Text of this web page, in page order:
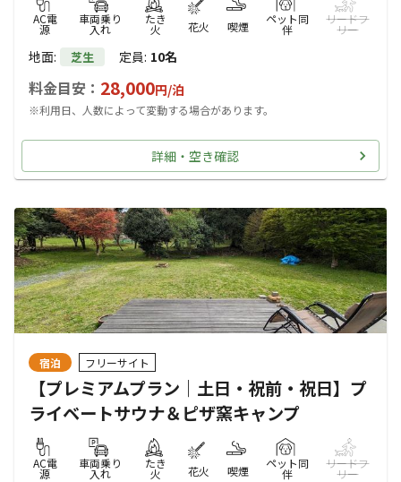
AC電
源
車両乗り
入れ
たき
火 花火 喫煙
ペット同
伴
リードフ
リー
地面: 芝生 定員: 10名
料金目安： 28,000円/泊
※利用日、人数によって変動する場合があります。
詳細・空き確認
宿泊 フリーサイト
【プレミアムプラン｜土日・祝前・祝日】プ
ライベートサウナ＆ピザ窯キャンプ
AC電
源
車両乗り
入れ
たき
火 花火 喫煙
ペット同
伴
リードフ
リー